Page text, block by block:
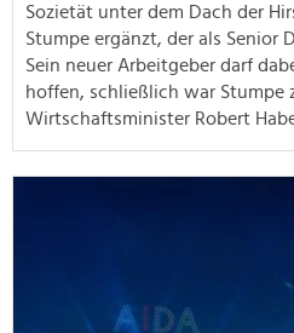
Sozietät unter dem Dach der
Stumpe ergänzt, der als Senior
Sein neuer Arbeitgeber darf
hoffen, schließlich war Stumpe
Wirtschaftsminister Robert